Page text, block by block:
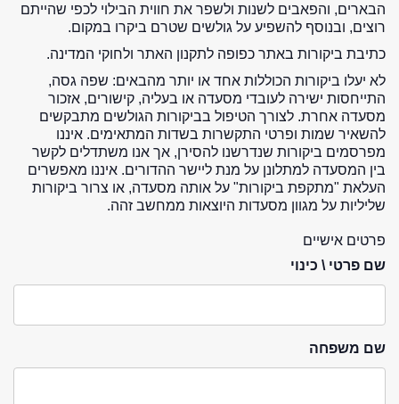
הבארים, והפאבים לשנות ולשפר את חווית הבילוי לכפי שהייתם
רוצים, ובנוסף להשפיע על גולשים שטרם ביקרו במקום.
כתיבת ביקורות באתר כפופה לתקנון האתר ולחוקי המדינה.
לא יעלו ביקורות הכוללות אחד או יותר מהבאים: שפה גסה,
התייחסות ישירה לעובדי מסעדה או בעליה, קישורים, אזכור
מסעדה אחרת. לצורך הטיפול בביקורות הגולשים מתבקשים
להשאיר שמות ופרטי התקשרות בשדות המתאימים. איננו
מפרסמים ביקורות שנדרשנו להסירן, אך אנו משתדלים לקשר
בין המסעדה למתלונן על מנת ליישר ההדורים. איננו מאפשרים
העלאת "מתקפת ביקורות" על אותה מסעדה, או צרור ביקורות
שליליות על מגוון מסעדות היוצאות ממחשב זהה.
פרטים אישיים
שם פרטי \ כינוי
שם משפחה